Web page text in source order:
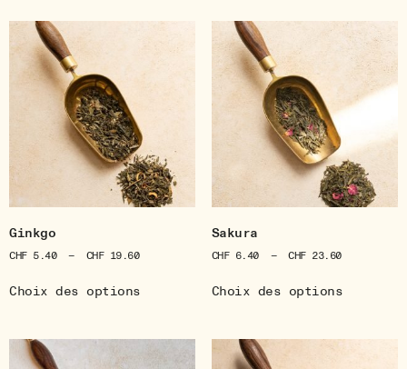
Ginkgo
CHF5.40 – CHF19.60
Choix des options
Sakura
CHF6.40 – CHF23.60
Choix des options